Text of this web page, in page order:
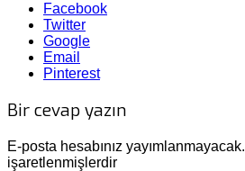
Facebook
Twitter
Google
Email
Pinterest
Bir cevap yazın
E-posta hesabınız yayımlanmayacak.
işaretlenmişlerdir